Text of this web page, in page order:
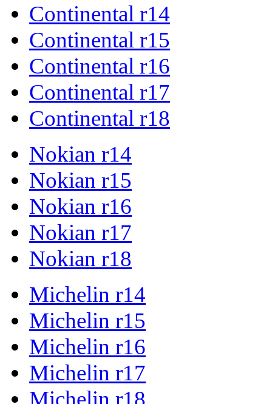
Continental r14
Continental r15
Continental r16
Continental r17
Continental r18
Nokian r14
Nokian r15
Nokian r16
Nokian r17
Nokian r18
Michelin r14
Michelin r15
Michelin r16
Michelin r17
Michelin r18